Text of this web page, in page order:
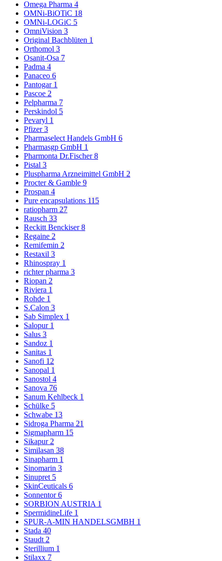
Omega Pharma 4
OMNi-BiOTiC 18
OMNi-LOGiC 5
OmniVision 3
Original Bachblüten 1
Orthomol 3
Osanit-Osa 7
Padma 4
Panaceo 6
Pantogar 1
Pascoe 2
Pelpharma 7
Perskindol 5
Pevaryl 1
Pfizer3
Pharmaselect Handels GmbH 6
Pharmasgp GmbH 1
Pharmonta Dr.Fischer8
Pistal 3
Pluspharma Arzneimittel GmbH 2
Procter & Gamble 9
Prospan 4
Pure encapsulations 115
ratiopharm 27
Rausch 33
Reckitt Benckiser8
Regaine 2
Remifemin 2
Restaxil 3
Rhinospray 1
richter pharma 3
Riopan 2
Riviera 1
Rohde 1
S.Calon 3
Sab Simplex 1
Salopur 1
Salus 3
Sandoz 1
Sanitas 1
Sanofi 12
Sanopal 1
Sanostol 4
Sanova 76
Sanum Kehlbeck 1
Schülke 5
Schwabe 13
Sidroga Pharma 21
Sigmapharm 15
Sikapur 2
Similasan 38
Sinapharm 1
Sinomarin 3
Sinupret 5
SkinCeuticals 6
Sonnentor6
SORBION AUSTRIA 1
SpermidineLife 1
SPUR-A-MIN HANDELSGMBH 1
Stada 40
Staudt 2
Sterillium 1
Stilaxx 7